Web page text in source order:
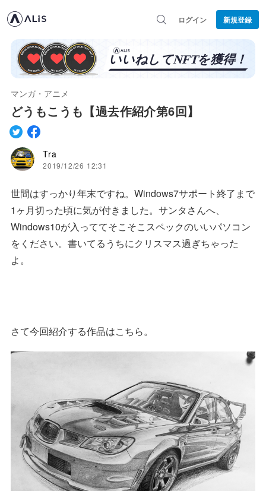
ログイン 新規登録
マンガ・アニメ
どうもこうも【過去作紹介第6回】
Tra
2019/12/26 12:31
世間はすっかり年末ですね。Windows7サポート終了まで
1ヶ月切った頃に気が付きました。サンタさんへ、
Windows10が入っててそこそこスペックのいいパソコン
をください。書いてるうちにクリスマス過ぎちゃった
よ。
さて今回紹介する作品はこちら。